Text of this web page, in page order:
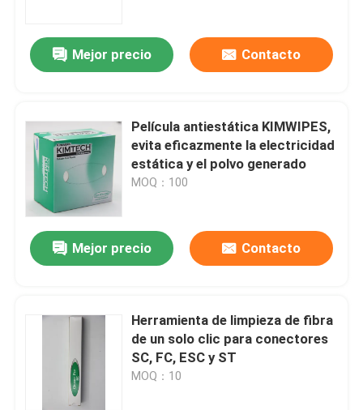
Mejor precio Contacto
Película antiestática KIMWIPES,
evita eficazmente la electricidad
estática y el polvo generado
MOQ：100
Mejor precio Contacto
Herramienta de limpieza de fibra
de un solo clic para conectores
SC, FC, ESC y ST
MOQ：10